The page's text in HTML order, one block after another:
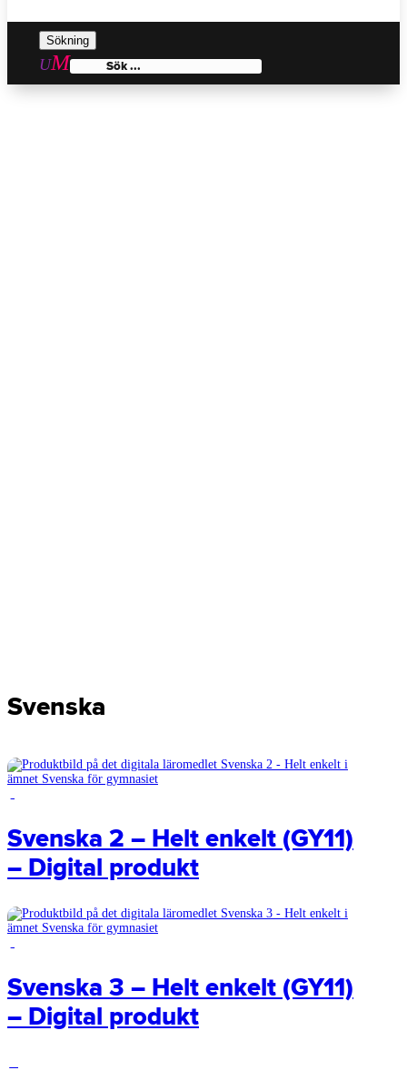
Sök
efter:
Svenska
Svenska 2 – Helt enkelt (GY11)
– Digital produkt
Svenska 3 – Helt enkelt (GY11)
– Digital produkt